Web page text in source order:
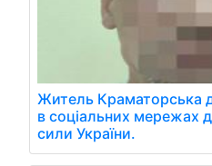
Житель Краматорська
в соціальних мережах
сили України.